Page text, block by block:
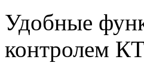
Удобные
контролем